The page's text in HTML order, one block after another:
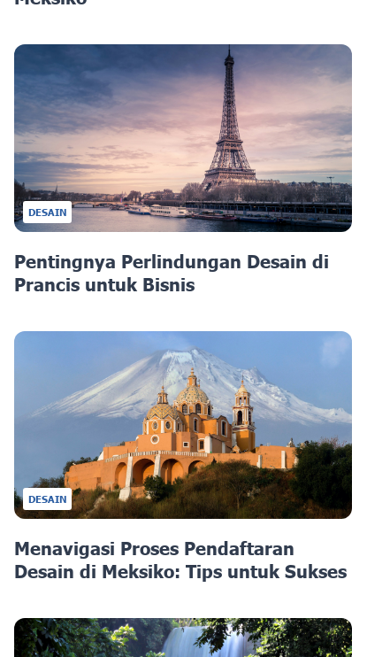
DESAIN
Pentingnya Perlindungan Desain di
Prancis untuk Bisnis
DESAIN
Menavigasi Proses Pendaftaran
Desain di Meksiko: Tips untuk Sukses